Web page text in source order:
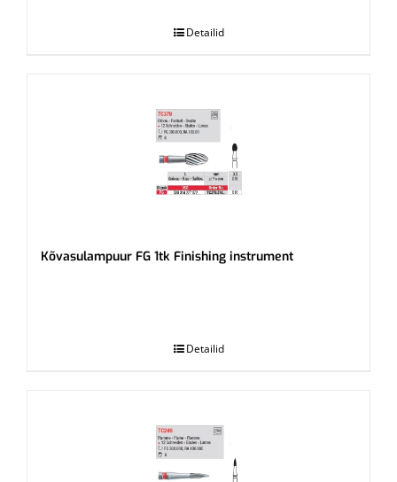
Detailid
Kõvasulampuur FG 1tk Finishing instrument
Detailid